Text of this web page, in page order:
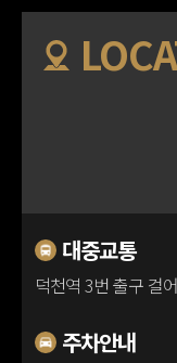
대중교통
덕천역 3번 출구 걸
주차안내